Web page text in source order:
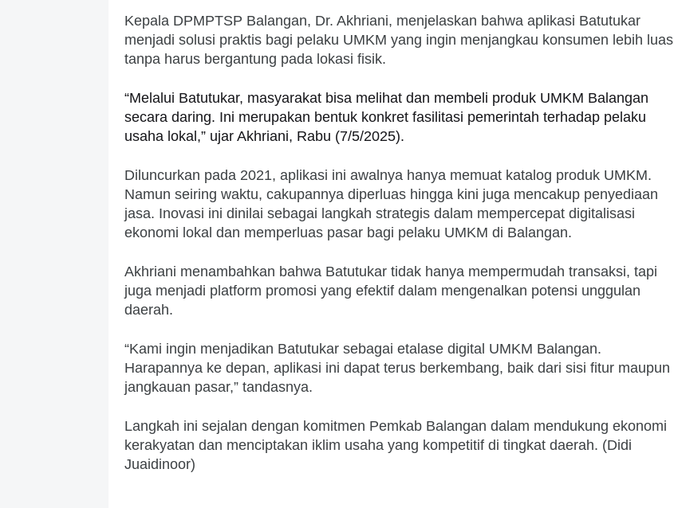
Kepala DPMPTSP Balangan, Dr. Akhriani, menjelaskan bahwa aplikasi Batutukar
menjadi solusi praktis bagi pelaku UMKM yang ingin menjangkau konsumen lebih luas
tanpa harus bergantung pada lokasi fisik.
“Melalui Batutukar, masyarakat bisa melihat dan membeli produk UMKM Balangan
secara daring. Ini merupakan bentuk konkret fasilitasi pemerintah terhadap pelaku
usaha lokal,” ujar Akhriani, Rabu (7/5/2025).
Diluncurkan pada 2021, aplikasi ini awalnya hanya memuat katalog produk UMKM.
Namun seiring waktu, cakupannya diperluas hingga kini juga mencakup penyediaan
jasa. Inovasi ini dinilai sebagai langkah strategis dalam mempercepat digitalisasi
ekonomi lokal dan memperluas pasar bagi pelaku UMKM di Balangan.
Akhriani menambahkan bahwa Batutukar tidak hanya mempermudah transaksi, tapi
juga menjadi platform promosi yang efektif dalam mengenalkan potensi unggulan
daerah.
“Kami ingin menjadikan Batutukar sebagai etalase digital UMKM Balangan.
Harapannya ke depan, aplikasi ini dapat terus berkembang, baik dari sisi fitur maupun
jangkauan pasar,” tandasnya.
Langkah ini sejalan dengan komitmen Pemkab Balangan dalam mendukung ekonomi
kerakyatan dan menciptakan iklim usaha yang kompetitif di tingkat daerah. (Didi
Juaidinoor)